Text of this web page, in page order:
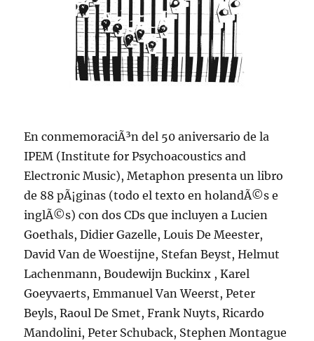
En conmemoraciÃ³n del 50 aniversario de la
IPEM (Institute for Psychoacoustics and
Electronic Music), Metaphon presenta un libro
de 88 pÃ¡ginas (todo el texto en holandÃ©s e
inglÃ©s) con dos CDs que incluyen a Lucien
Goethals, Didier Gazelle, Louis De Meester,
David Van de Woestijne, Stefan Beyst, Helmut
Lachenmann, Boudewijn Buckinx , Karel
Goeyvaerts, Emmanuel Van Weerst, Peter
Beyls, Raoul De Smet, Frank Nuyts, Ricardo
Mandolini, Peter Schuback, Stephen Montague